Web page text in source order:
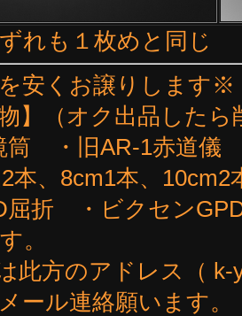
れも１枚めと同じ
安くお譲りします※
物】（オク出品した
筒 ・旧AR-1赤道
本、8cm1本、10cm2
屈折 ・ビクセン
。
此方のアドレス（ k-
ール連絡願います